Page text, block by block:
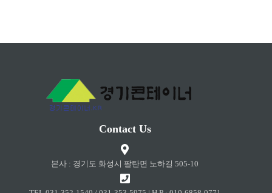
Contact Us
본사 : 경기도 화성시 팔탄면 노하길 505-10